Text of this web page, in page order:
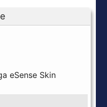
eSense Skin